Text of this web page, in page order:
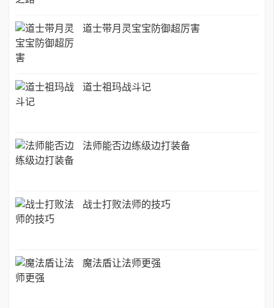
道士带月灵宝宝防御超厉害
道士祖玛战斗记
法师能否边练级边打装备
战士打败法师的技巧
魔法盾让法师更强